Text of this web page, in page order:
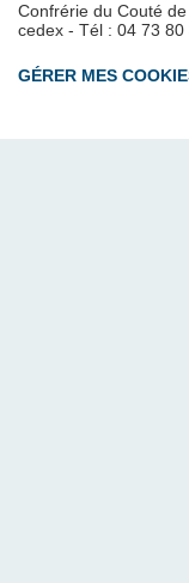
Confrérie du Couté
cedex - Tél : 04 73
GÉRER MES